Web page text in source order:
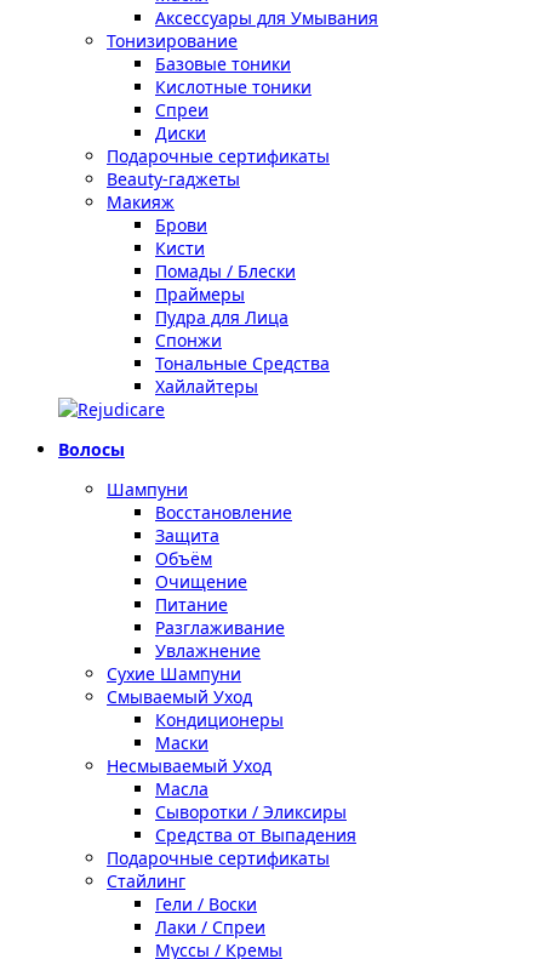
Аксессуары для Умывания
Тонизирование
Базовые тоники
Кислотные тоники
Спреи
Диски
Подарочные сертификаты
Beauty-гаджеты
Макияж
Брови
Кисти
Помады / Блески
Праймеры
Пудра для Лица
Спонжи
Тональные Средства
Хайлайтеры
Волосы
Шампуни
Восстановление
Защита
Объём
Очищение
Питание
Разглаживание
Увлажнение
Сухие Шампуни
Смываемый Уход
Кондиционеры
Маски
Несмываемый Уход
Масла
Сыворотки / Эликсиры
Средства от Выпадения
Подарочные сертификаты
Стайлинг
Гели / Воски
Лаки / Спреи
Муссы / Кремы